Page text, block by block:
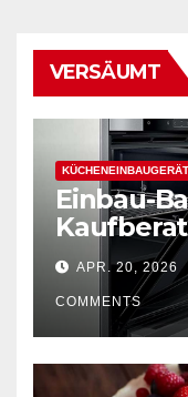
VERSÄUMT
Einbau-
und
APR. 20, 2026
COMMENTS